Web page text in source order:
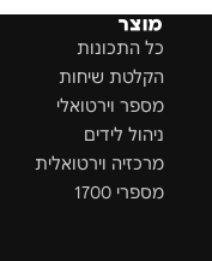
מוצר
כל התכונות
הקלטת שיחות
מספר וירטואלי
ניהול לידים
מרכזיה וירטואלית
מספרי 1700